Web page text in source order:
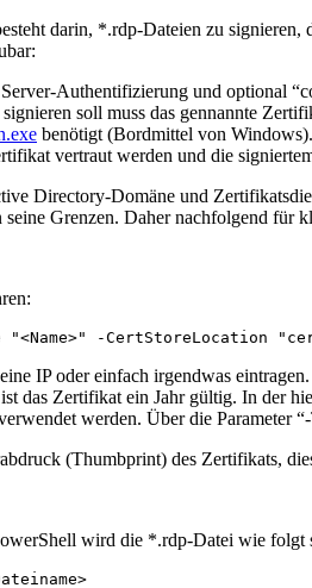
darin, *.rdp-Dateien zu
Authentifizierung und optional
soll muss das gennannte
benötigt (Bordmittel von Windows).
vertraut werden und die
Directory-Domäne und
Grenzen. Daher nachfolgend
"<Name>" -CertStoreLocation
IP oder einfach irgendwas
das Zertifikat ein Jahr gültig. In der
werden. Über die
(Thumbprint) des Zertifikats,
wird die *.rdp-Datei wie folgt